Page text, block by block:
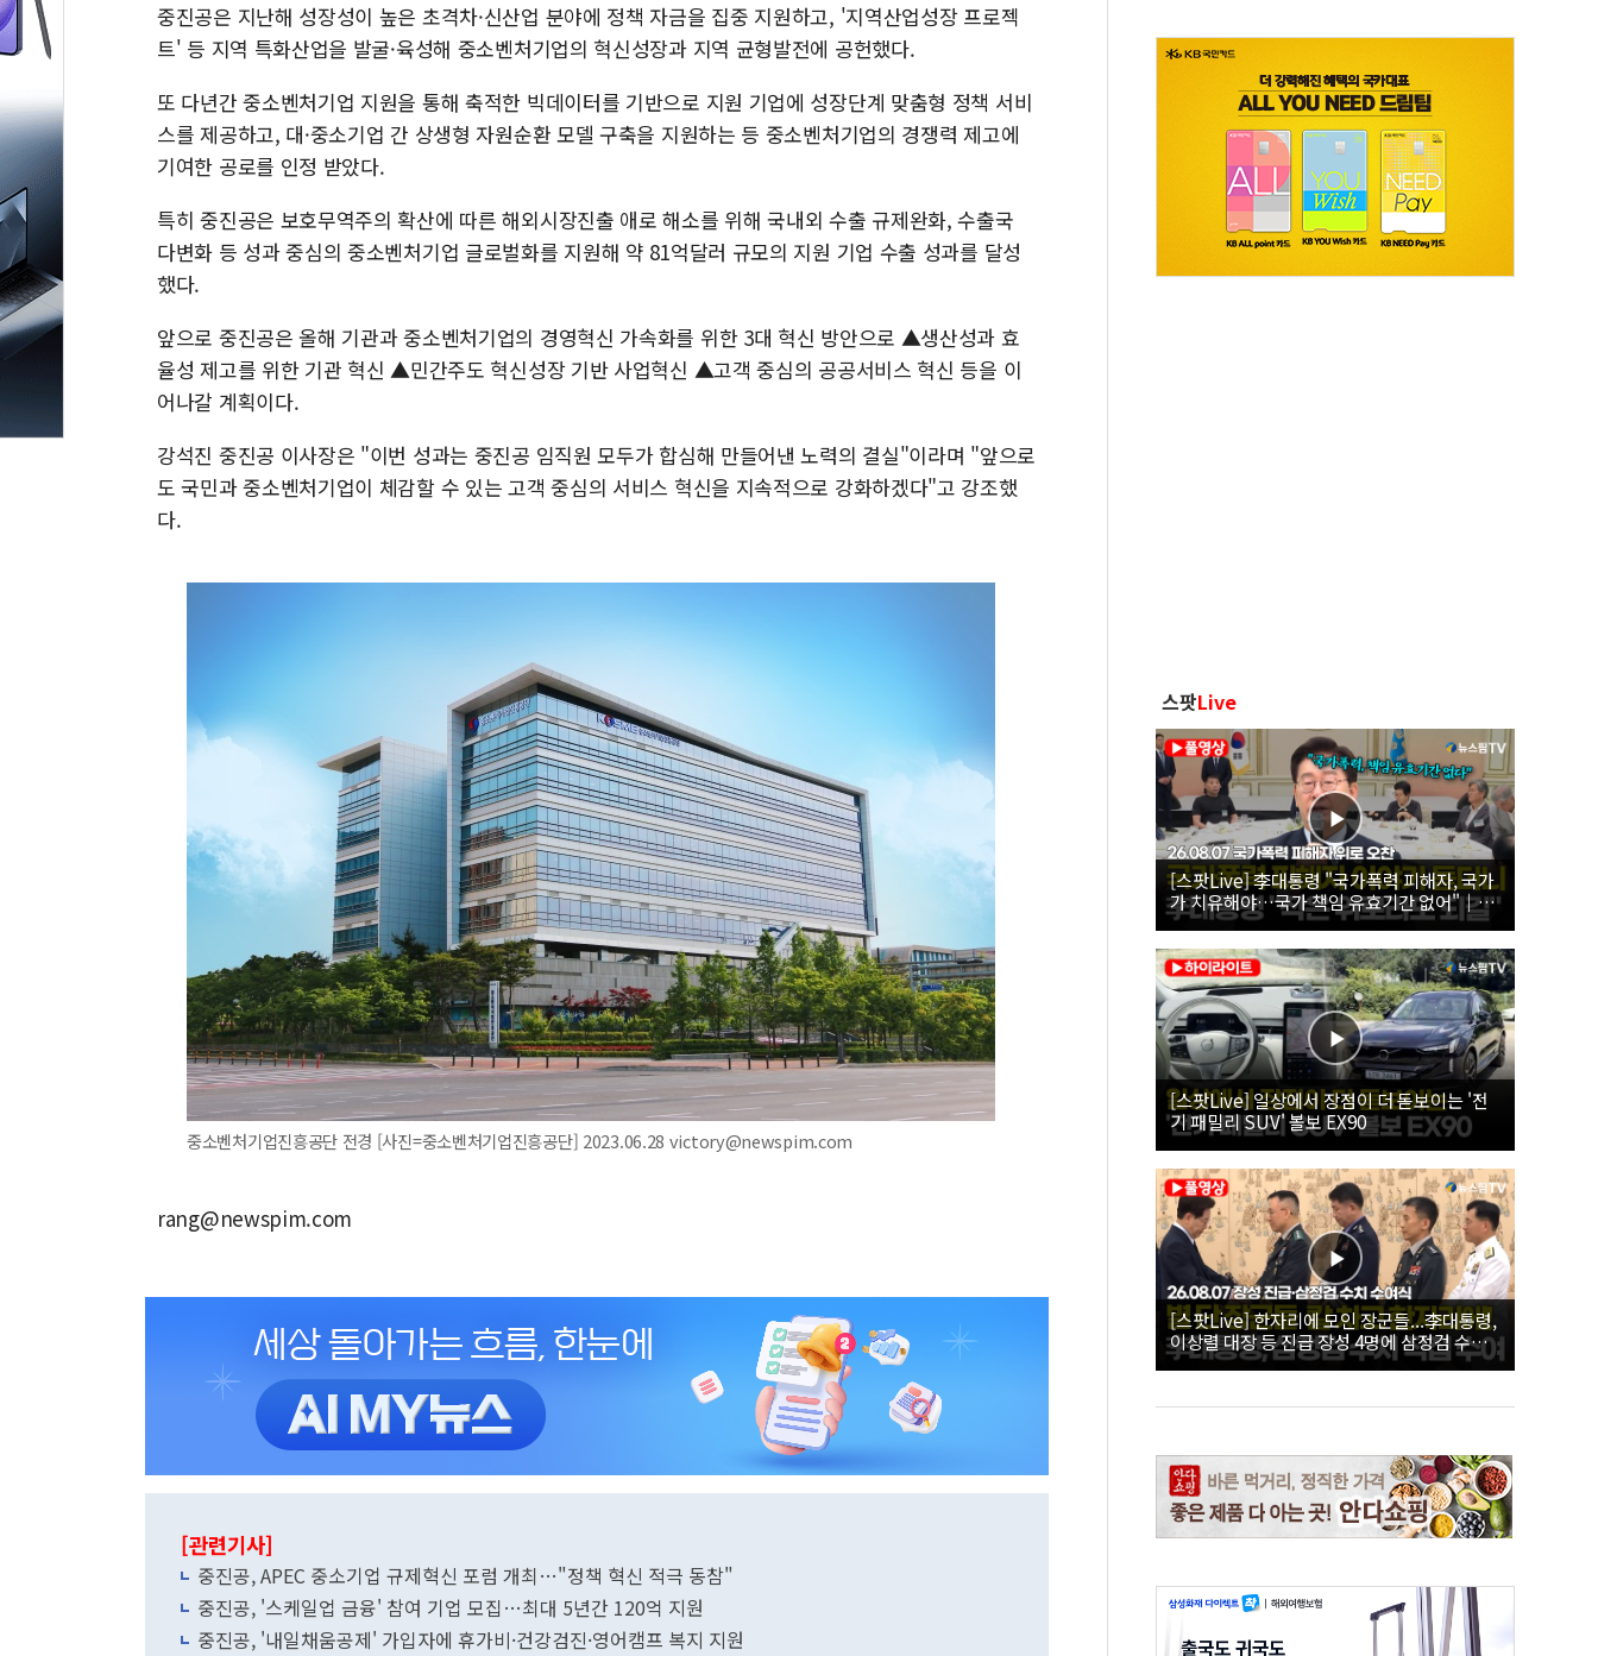
중진공은 지난해 성장성이 높은 초격차·신산업 분야에 정책 자금을 집중 지원하고, '지역산업성장 프로젝
트' 등 지역 특화산업을 발굴·육성해 중소벤처기업의 혁신성장과 지역 균형발전에 공헌했다.
또 다년간 중소벤처기업 지원을 통해 축적한 빅데이터를 기반으로 지원 기업에 성장단계 맞춤형 정책 서비
스를 제공하고, 대·중소기업 간 상생형 자원순환 모델 구축을 지원하는 등 중소벤처기업의 경쟁력 제고에
기여한 공로를 인정 받았다.
특히 중진공은 보호무역주의 확산에 따른 해외시장진출 애로 해소를 위해 국내외 수출 규제완화, 수출국
다변화 등 성과 중심의 중소벤처기업 글로벌화를 지원해 약 81억달러 규모의 지원 기업 수출 성과를 달성
했다.
앞으로 중진공은 올해 기관과 중소벤처기업의 경영혁신 가속화를 위한 3대 혁신 방안으로 ▲생산성과 효
율성 제고를 위한 기관 혁신 ▲민간주도 혁신성장 기반 사업혁신 ▲고객 중심의 공공서비스 혁신 등을 이
어나갈 계획이다.
강석진 중진공 이사장은 "이번 성과는 중진공 임직원 모두가 합심해 만들어낸 노력의 결실"이라며 "앞으로
도 국민과 중소벤처기업이 체감할 수 있는 고객 중심의 서비스 혁신을 지속적으로 강화하겠다"고 강조했
다.
중소벤처기업진흥공단 전경 [사진=중소벤처기업진흥공단] 2023.06.28 victory@newspim.com
rang@newspim.com
[관련기사]
중진공, APEC 중소기업 규제혁신 포럼 개최…"정책 혁신 적극 동참"
중진공, '스케일업 금융' 참여 기업 모집…최대 5년간 120억 지원
중진공, '내일채움공제' 가입자에 휴가비·건강검진·영어캠프 복지 지원
스팟Live
[스팟Live] 李대통령 "국가폭력 피해자, 국가
가 치유해야…국가 책임 유효기간 없어"｜
26.08.07 국가폭력 피해자 위로 오찬
[스팟Live] 일상에서 장점이 더 돋보이는 '전
기 패밀리 SUV' 볼보 EX90
[스팟Live] 한자리에 모인 장군들...李대통령,
이상렬 대장 등 진급 장성 4명에 삼정검 수치
직접 수여｜26.08.07 장성 진급·삼정검 수치